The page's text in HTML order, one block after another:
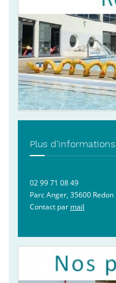
Plus d'informations
02 99 71 08 49
Parc Anger, 35600 Redon
Contact par mail